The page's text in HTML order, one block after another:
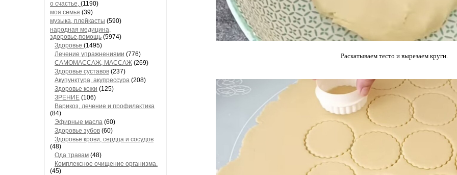
о счастье, (1190)
моя семья (39)
музыка, плейкасты (590)
народная медицина,
здоровье,помощь (5974)
Здоровье (1495)
Лечение упражнениями (776)
САМОМАССАЖ, МАССАЖ (269)
Здоровье суставов (237)
Акупунктура, акупрессура (208)
Здоровье кожи (125)
ЗРЕНИЕ (106)
Варикоз, лечение и профилактика
(84)
Эфирные масла (60)
Здоровье зубов (60)
Здоровье крови, сердца и сосудов
(48)
Ода травам (48)
Комплексное очищение организма.
(45)
Раскатываем тесто и вырезаем круги.